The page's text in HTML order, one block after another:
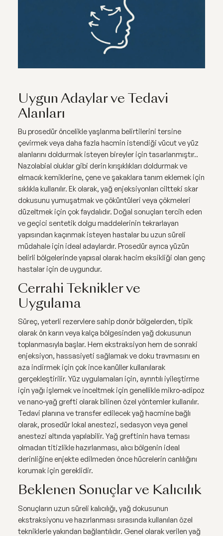
Uygun Adaylar ve Tedavi
Alanları
Bu prosedür öncelikle yaşlanma belirtilerini tersine
çevirmek veya daha fazla hacmin istendiği vücut ve yüz
alanlarını doldurmak isteyen bireyler için tasarlanmıştır..
Nazolabial oluklar gibi derin kırışıklıkları doldurmak ve
elmacık kemiklerine, çene ve şakaklara tanım eklemek için
sıklıkla kullanılır. Ek olarak, yağ enjeksiyonları ciltteki skar
dokusunu yumuşatmak ve çöküntüleri veya çökmeleri
düzeltmek için çok faydalıdır. Doğal sonuçları tercih eden
ve geçici sentetik dolgu maddelerinin tekrarlayan
yapısından kaçınmak isteyen hastalar bu uzun süreli
müdahale için ideal adaylardır. Prosedür ayrıca yüzün
belirli bölgelerinde yapısal olarak hacim eksikliği olan genç
hastalar için de uygundur.
Cerrahi Teknikler ve
Uygulama
Süreç, yeterli rezervlere sahip donör bölgelerden, tipik
olarak ön karın veya kalça bölgesinden yağ dokusunun
toplanmasıyla başlar. Hem ekstraksiyon hem de sonraki
enjeksiyon, hassasiyeti sağlamak ve doku travmasını en
aza indirmek için çok ince kanüller kullanılarak
gerçekleştirilir. Yüz uygulamaları için, ayrıntılı iyileştirme
için yağı işlemek ve inceltmek için genellikle mikro-adipoz
ve nano-yağ grefti olarak bilinen özel yöntemler kullanılır.
Tedavi planına ve transfer edilecek yağ hacmine bağlı
olarak, prosedür lokal anestezi, sedasyon veya genel
anestezi altında yapılabilir. Yağ greftinin hava teması
olmadan titizlikle hazırlanması, alıcı bölgenin ideal
derinliğine enjekte edilmeden önce hücrelerin canlılığını
korumak için gereklidir.
Beklenen Sonuçlar ve Kalıcılık
Sonuçların uzun süreli kalıcılığı, yağ dokusunun
ekstraksiyonu ve hazırlanması sırasında kullanılan özel
tekniklerle yakından bağlantılıdır. Genel olarak verilen yağ